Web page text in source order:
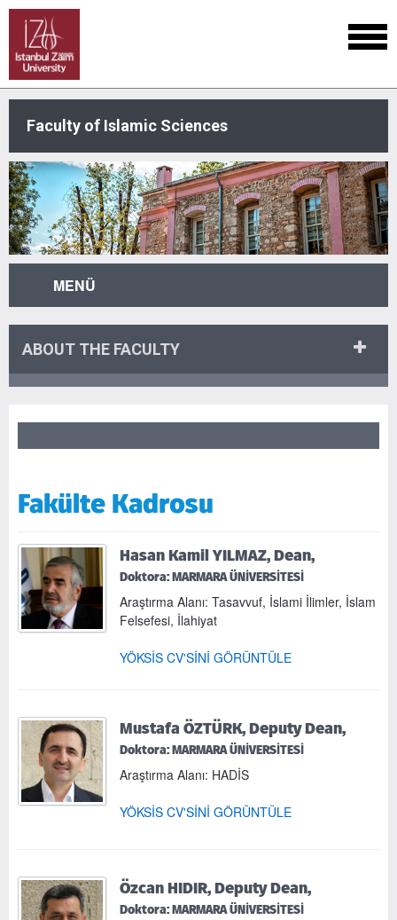
Faculty of Islamic Sciences
MENÜ
ABOUT THE FACULTY
Fakülte Kadrosu
Hasan Kamil YILMAZ, Dean,
Doktora: MARMARA ÜNİVERSİTESİ
Araştırma Alanı: Tasavvuf, İslami İlimler, İslam
Felsefesi, İlahiyat
YÖKSİS CV'SİNİ GÖRÜNTÜLE
Mustafa ÖZTÜRK, Deputy Dean,
Doktora: MARMARA ÜNİVERSİTESİ
Araştırma Alanı: HADİS
YÖKSİS CV'SİNİ GÖRÜNTÜLE
Özcan HIDIR, Deputy Dean,
Doktora: MARMARA ÜNİVERSİTESİ